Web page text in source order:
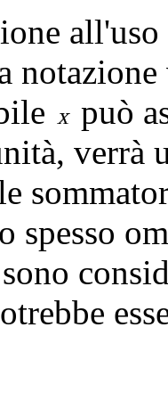
può
verrà
spesso